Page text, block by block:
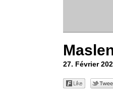
27. Février